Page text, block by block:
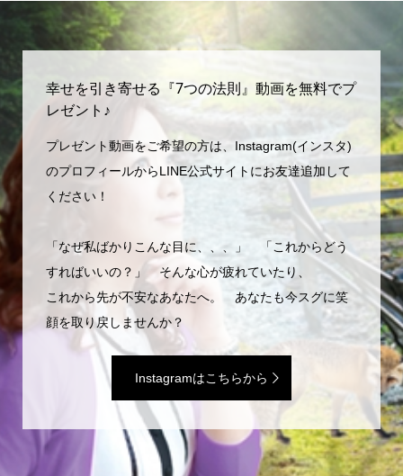
幸せを引き寄せる『7つの法則』動画を無料でプ
レゼント♪
プレゼント動画をご希望の方は、Instagram(インスタ)
のプロフィールからLINE公式サイトにお友達追加して
ください！
「なぜ私ばかりこんな目に、、、」 「これからどう
すればいいの？」 そんな心が疲れていたり、
これから先が不安なあなたへ。 あなたも今スグに笑
顔を取り戻しませんか？
Instagramはこちらから